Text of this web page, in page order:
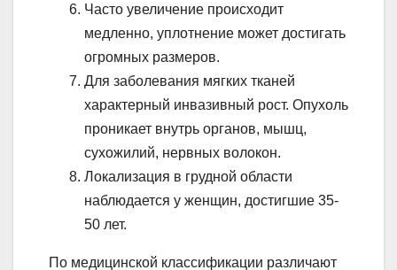
Часто увеличение происходит
медленно, уплотнение может достигать
огромных размеров.
Для заболевания мягких тканей
характерный инвазивный рост. Опухоль
проникает внутрь органов, мышц,
сухожилий, нервных волокон.
Локализация в грудной области
наблюдается у женщин, достигшие 35-
50 лет.
По медицинской классификации различают